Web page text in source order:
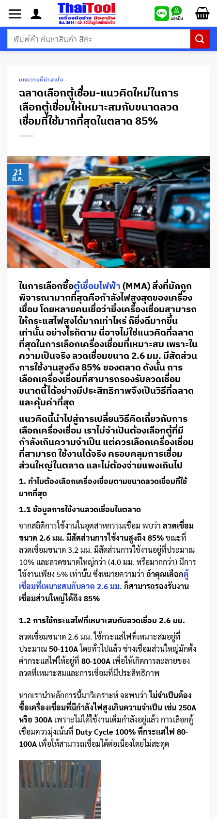
ยัง
เนื้อหา
ค้นหา:
บทความที่น่าสนใจ
ฉลาดเลือกตู้เชื่อม-แนวคิดใหม่ในการ
เลือกตู้เชื่อมให้เหมาะสมกับขนาดลวด
เชื่อมที่ใช้มากที่สุดในตลาด 85%
21
มี.ค.
ในการเลือกซื้อตู้เชื่อมไฟฟ้า (MMA) สิ่งที่มักถูก
พิจารณามากที่สุดคือกำลังไฟสูงสุดของเครื่อง
เชื่อม โดยหลายคนเชื่อว่ายิ่งเครื่องเชื่อมสามารถ
ให้กระแสไฟสูงได้มากเท่าไหร่ ก็ยิ่งดีมากขึ้น
เท่านั้น อย่างไรก็ตาม นี่อาจไม่ใช่แนวคิดที่ฉลาด
ที่สุดในการเลือกเครื่องเชื่อมที่เหมาะสม เพราะใน
ความเป็นจริง ลวดเชื่อมขนาด 2.6 มม. มีสัดส่วน
การใช้งานสูงถึง85% ของตลาด ดังนั้น การ
เลือกเครื่องเชื่อมที่สามารถรองรับลวดเชื่อม
ขนาดนี้ได้อย่างมีประสิทธิภาพจึงเป็นวิธีที่ฉลาด
และคุ้มค่าที่สุด
แนวคิดนี้นำไปสู่การเปลี่ยนวิธีคิดเกี่ยวกับการ
เลือกเครื่องเชื่อม เราไม่จำเป็นต้องเลือกตู้ที่มี
กำลังเกินความจำเป็น แต่ควรเลือกเครื่องเชื่อม
ที่สามารถใช้งานได้จริง ครอบคลุมการเชื่อม
ส่วนใหญ่ในตลาด และไม่ต้องจ่ายแพงเกินไป
1. ทำไมต้องเลือกเครื่องเชื่อมตามขนาดลวดเชื่อมที่ใช้
มากที่สุด
1.1 ข้อมูลการใช้งานลวดเชื่อมในตลาด
จากสถิติการใช้งานในอุตสาหกรรมเชื่อม พบว่า ลวดเชื่อม
ขนาด 2.6 มม. มีสัดส่วนการใช้งานสูงถึง 85%ขณะที่
ลวดเชื่อมขนาด 3.2 มม. มีสัดส่วนการใช้งานอยู่ที่ประมาณ
10% และลวดขนาดใหญ่กว่า (4.0 มม. หรือมากกว่า) มีการ
ใช้งานเพียง 5% เท่านั้น ซึ่งหมายความว่า ถ้าคุณเลือกตู้
เชื่อมที่เหมาะสมกับลวด 2.6 มม. ก็สามารถรองรับงาน
เชื่อมส่วนใหญ่ได้ถึง 85%
1.2 การใช้กระแสไฟที่เหมาะสมกับลวดเชื่อม 2.6 มม.
ลวดเชื่อมขนาด 2.6 มม. ใช้กระแสไฟที่เหมาะสมอยู่ที่
ประมาณ50-110Aโดยทั่วไปแล้ว ช่างเชื่อมส่วนใหญ่มักตั้ง
ค่ากระแสไฟให้อยู่ที่ 80-100A เพื่อให้เกิดการละลายของ
ลวดที่เหมาะสมและการเชื่อมที่มีประสิทธิภาพ
หากเรานำหลักการนี้มาวิเคราะห์ จะพบว่าไม่จำเป็นต้อง
ซื้อเครื่องเชื่อมที่มีกำลังไฟสูงเกินความจำเป็น เช่น 250A
หรือ 300A เพราะไม่ได้ใช้งานเต็มกำลังอยู่แล้ว การเลือกตู้
เชื่อมควรมุ่งเน้นที่ Duty Cycle 100% ที่กระแสไฟ 80-
100A เพื่อให้สามารถเชื่อมได้ต่อเนื่องโดยไม่สะดุด